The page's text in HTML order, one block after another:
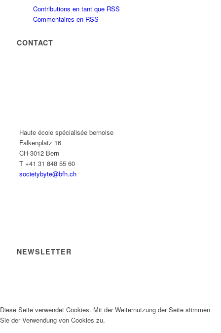
Contributions en tant que RSS
Commentaires en RSS
CONTACT
Haute école spécialisée bernoise
Falkenplatz 16
CH-3012 Bern
T +41 31 848 55 60
societybyte@bfh.ch
NEWSLETTER
Diese Seite verwendet Cookies. Mit der Weiternutzung der Seite stimmen
Sie der Verwendung von Cookies zu.